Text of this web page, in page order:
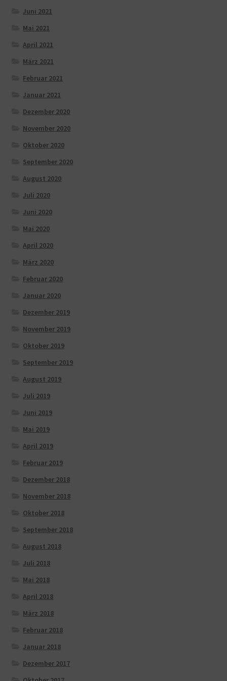
Juni 2021
Mai 2021
April 2021
März 2021
Februar 2021
Januar 2021
Dezember 2020
November 2020
Oktober 2020
September 2020
August 2020
Juli 2020
Juni 2020
Mai 2020
April 2020
März 2020
Februar 2020
Januar 2020
Dezember 2019
November 2019
Oktober 2019
September 2019
August 2019
Juli 2019
Juni 2019
Mai 2019
April 2019
Februar 2019
Dezember 2018
November 2018
Oktober 2018
September 2018
August 2018
Juli 2018
Mai 2018
April 2018
März 2018
Februar 2018
Januar 2018
Dezember 2017